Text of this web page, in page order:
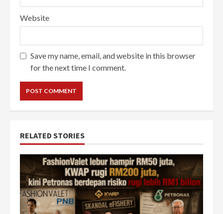
Website
Save my name, email, and website in this browser
for the next time I comment.
RELATED STORIES